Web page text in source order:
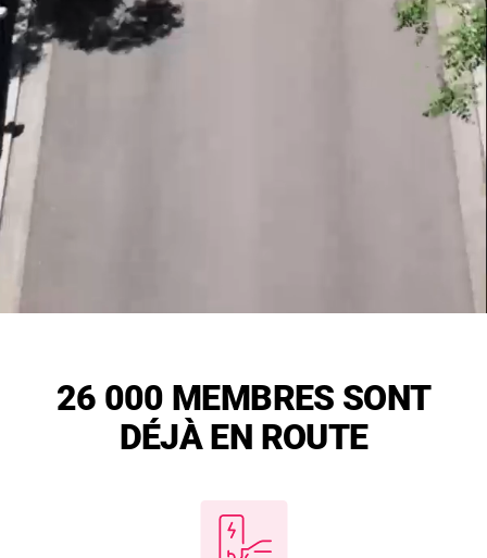
FLEX CARSHARING BY CFL
26 000 MEMBRES SONT
DÉJÀ EN ROUTE